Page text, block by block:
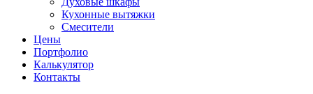
Кухонные вытяжки
Смесители
Цены
Портфолио
Калькулятор
Контакты